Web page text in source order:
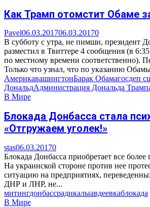
Как Трамп отомстит Обаме
Pavel06.03.201706.03.20170
В субботу с утра, не пимши, президент
разместил в Твиттере 4 сообщения (в
по местному времени соответственно).
Только что узнал, что по указанию
АмерикавашингтонБарак Обамагосдеп
ДональдАдминистрация Дональда
В Мире
Блокада Донбасса стала
«Отгружаем уголек!»
stas06.03.20170
Блокада Донбасса приобретает все
На украинской стороне против нее
ситуацию на предприятиях,
ДНР и ЛНР, не...
митингдонбассрадикалыавдеевкаблокада
В Мире